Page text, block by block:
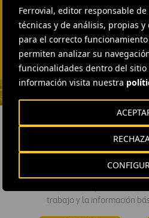
Ferrovial, editor responsable
técnicas y de análisis, propias y
para el correcto
permiten analizar su
funcionalidades dentro del sitio
información visita nuestra
EXTERNAL
AND MEDIA
Fátima Gracia
Vargas
ENVIAR
DESCÁRGATE
La aplicación de Ferrovial
trabajo y la información